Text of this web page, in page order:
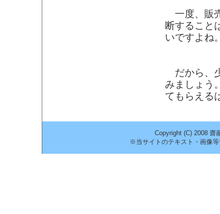
一度、販
断すること
いですよね
だから、
みましょう
てもらえる
Copyright (C) 2008 齋
※当サイトのテキスト・画像